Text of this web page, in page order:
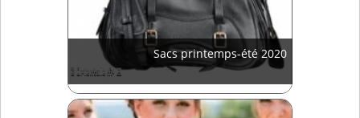
Sacs printemps-été 2020